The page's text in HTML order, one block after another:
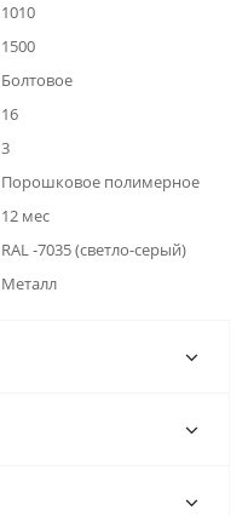
1010
1500
Болтовое
16
3
Порошковое полимерное
12 мес
RAL -7035 (светло-серый)
Металл